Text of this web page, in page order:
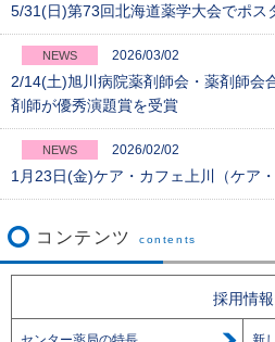
5/31(日)第73回北海道薬学大会でポス
NEWS 2026/03/02
2/14(土)旭川病院薬剤師会・薬剤師会
剤師が優秀演題賞を受賞
NEWS 2026/02/02
1月23日(金)ケア・カフェ上川（ケア
コンテンツ contents
採用情報